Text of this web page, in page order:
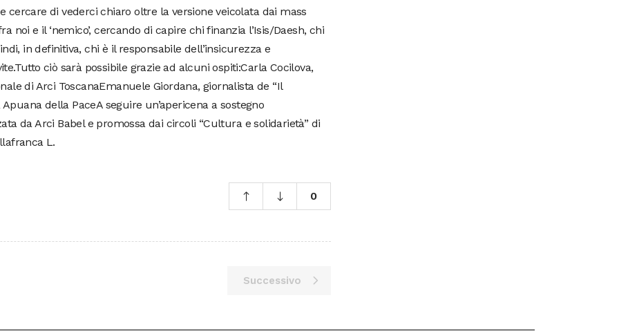
cercare di vederci chiaro oltre la versione veicolata dai mass
noi e il ‘nemico’, cercando di capire chi finanzia l’Isis/Daesh, chi
in definitiva, chi è il responsabile dell’insicurezza e
ciò sarà possibile grazie ad alcuni ospiti:Carla Cocilova,
di Arci ToscanaEmanuele Giordana, giornalista de “Il
della PaceA seguire un’apericena a sostegno
da Arci Babel e promossa dai circoli “Cultura e solidarietà” di
L.
0
Successivo